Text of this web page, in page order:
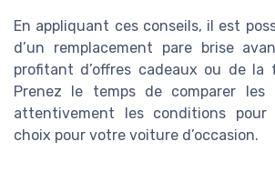
En appliquant ces conseils, il est
d’un remplacement pare brise
profitant d’offres cadeaux ou de la
Prenez le temps de comparer
attentivement les conditions
choix pour votre voiture d’occasion.